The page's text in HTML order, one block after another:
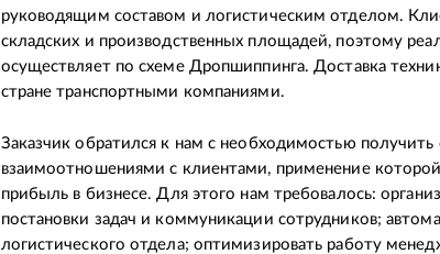
руководящим составом и логистическим отделом.
складских и производственных площадей, поэтому
осуществляет по схеме Дропшиппинга. Доставка
стране транспортными компаниями.
Заказчик обратился к нам с необходимостью получить
взаимоотношениями с клиентами, применение
прибыль в бизнесе. Для этого нам требовалось:
постановки задач и коммуникации сотрудников;
логистического отдела; оптимизировать работу